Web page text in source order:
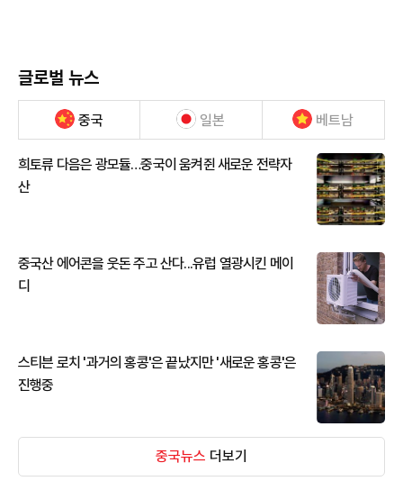
글로벌 뉴스
중국 일본 베트남
희토류 다음은 광모듈…중국이 움켜쥔 새로운 전략자
산
중국산 에어콘을 웃돈 주고 산다...유럽 열광시킨 메이
디
스티븐 로치 '과거의 홍콩'은 끝났지만 '새로운 홍콩'은
진행중
중국뉴스 더보기